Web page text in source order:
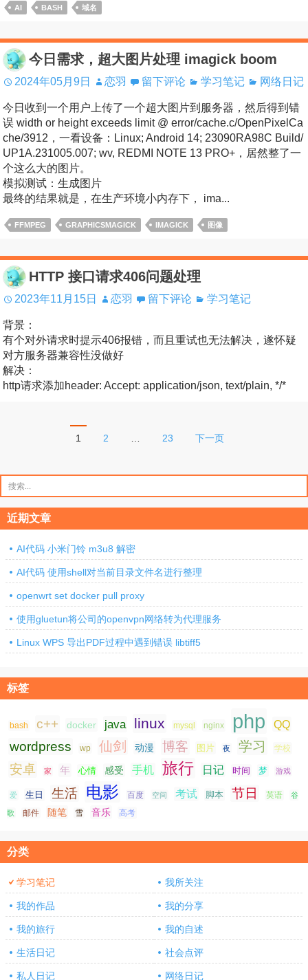
AI BASH 域名
今日需求，超大图片处理 imagick boom
2024年05月9日 恋羽 留下评论 学习笔记 网络日记
今日收到一个用户上传了一个超大图片到服务器，然后得到错
误 width or height exceeds limit @ error/cache.c/OpenPixelCa
che/3912，一看设备：Linux; Android 14; 23090RA98C Build/
UP1A.231005.007; wv, REDMI NOTE 13 PRO+，居然整了一
个这么大的图片。
模拟测试：生成图片
最终的结果就是，在生产环境小内存下， ima...
FFMPEG GRAPHICSMAGICK IMAGICK 图像
HTTP 接口请求406问题处理
2023年11月15日 恋羽 留下评论 学习笔记
背景：
有个对外请求时提示406报错，而且重试也无法解决，遂怀疑
对方服务器兼容性没做好
解决：
http请求添加header: Accept: application/json, text/plain, */*
分
页
1 2 23 下一页
索：
近期文章
AI代码 小米门铃 m3u8 解密
AI代码 使用shell对当前目录文件名进行整理
openwrt set docker pull proxy
使用gluetun将公司的openvpn网络转为代理服务
Linux WPS 导出PDF过程中遇到错误 libtiff5
标签
bash c++ docker java linux mysql nginx php QQ
wordpress wp 仙剑 动漫 博客 图片 夜 学习 学校
安卓 家 年 心情 感受 手机 旅行 日记 时间 梦 游戏
爱 生日 生活 电影 百度 空间 考试 脚本 节日 英语 谷
歌 邮件 随笔 雪 音乐 高考
分类
学习笔记 我所关注
我的作品 我的分享
我的旅行 我的自述
生活日记 社会点评
私人日记 网络日记